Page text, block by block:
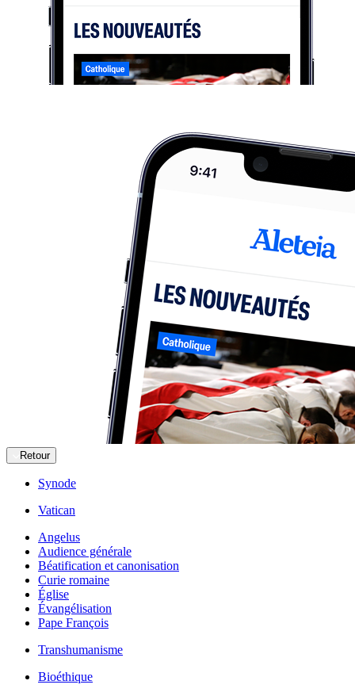
Retour
Synode
Vatican
Angelus
Audience générale
Béatification et canonisation
Curie romaine
Église
Évangélisation
Pape François
Transhumanisme
Bioéthique